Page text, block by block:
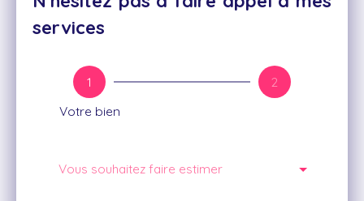
services
1
Votre bien
2
Vous souhaitez faire estimer